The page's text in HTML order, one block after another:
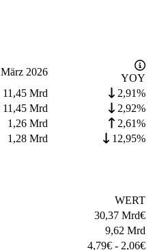
März 2026
YOY
11,45 Mrd
2,91%
11,45 Mrd
2,92%
1,26 Mrd
2,61%
1,28 Mrd 12,95%
WERT
30,37 Mrd€
9,62 Mrd
4,79€ - 2,06€